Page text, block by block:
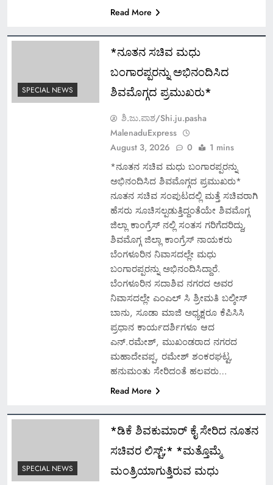
Read More
SPECIAL NEWS
*ನೂತನ ಸಚಿವ ಮಧು
ಬಂಗಾರಪ್ಪರನ್ನು ಅಭಿನಂದಿಸಿದ
ಶಿವಮೊಗ್ಗದ ಪ್ರಮುಖರು*
ಶಿ.ಜು.ಪಾಶ/Shi.ju.pasha
MalenaduExpress
August 3, 2026
0 1 mins
*ನೂತನ ಸಚಿವ ಮಧು ಬಂಗಾರಪ್ಪರನ್ನು
ಅಭಿನಂದಿಸಿದ ಶಿವಮೊಗ್ಗದ ಪ್ರಮುಖರು*
ನೂತನ ಸಚಿವ ಸಂಪುಟದಲ್ಲಿ ಮತ್ತೆ ಸಚಿವರಾಗಿ
ಹೆಸರು ಸೂಚಿಸಲ್ಪಡುತ್ತಿದ್ದಂತೆಯೇ ಶಿವಮೊಗ್ಗ
ಜಿಲ್ಲಾ ಕಾಂಗ್ರೆಸ್ ನಲ್ಲಿ ಸಂತಸ ಗರಿಗೆದರಿದ್ದು,
ಶಿವಮೊಗ್ಗ ಜಿಲ್ಲಾ ಕಾಂಗ್ರೆಸ್ ನಾಯಕರು
ಬೆಂಗಳೂರಿನ ನಿವಾಸದಲ್ಲೇ ಮಧು
ಬಂಗಾರಪ್ಪರನ್ನು ಅಭಿನಂದಿಸಿದ್ದಾರೆ.
ಬೆಂಗಳೂರಿನ ಸದಾಶಿವ ನಗರದ ಅವರ
ನಿವಾಸದಲ್ಲೇ ಎಂಎಲ್ ಸಿ ಶ್ರೀಮತಿ ಬಲ್ಕೀಸ್
ಬಾನು, ಸೂಡಾ ಮಾಜಿ ಅಧ್ಯಕ್ಷರೂ ಕೆಪಿಸಿಸಿ
ಪ್ರಧಾನ ಕಾರ್ಯದರ್ಶಿಗಳೂ ಆದ
ಎನ್.ರಮೇಶ್, ಮುಖಂಡರಾದ ನಗರದ
ಮಹಾದೇವಪ್ಪ, ರಮೇಶ್ ಶಂಕರಘಟ್ಟ,
ಹನುಮಂತು ಸೇರಿದಂತೆ ಹಲವರು…
Read More
SPECIAL NEWS
*ಡಿಕೆ ಶಿವಕುಮಾರ್ ಕೈ ಸೇರಿದ ನೂತನ
ಸಚಿವರ ಲಿಸ್ಟ್;* *ಮತ್ತೊಮ್ಮೆ
ಮಂತ್ರಿಯಾಗುತ್ತಿರುವ ಮಧು